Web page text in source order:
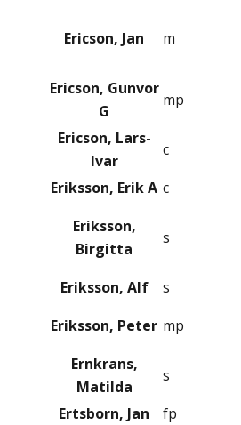
Ericson, Jan m
Ericson, Gunvor
G
mp
Ericson, Lars-
Ivar
c
Eriksson, Erik A c
Eriksson,
Birgitta
s
Eriksson, Alf s
Eriksson, Peter mp
Ernkrans,
Matilda
s
Ertsborn, Jan
fp